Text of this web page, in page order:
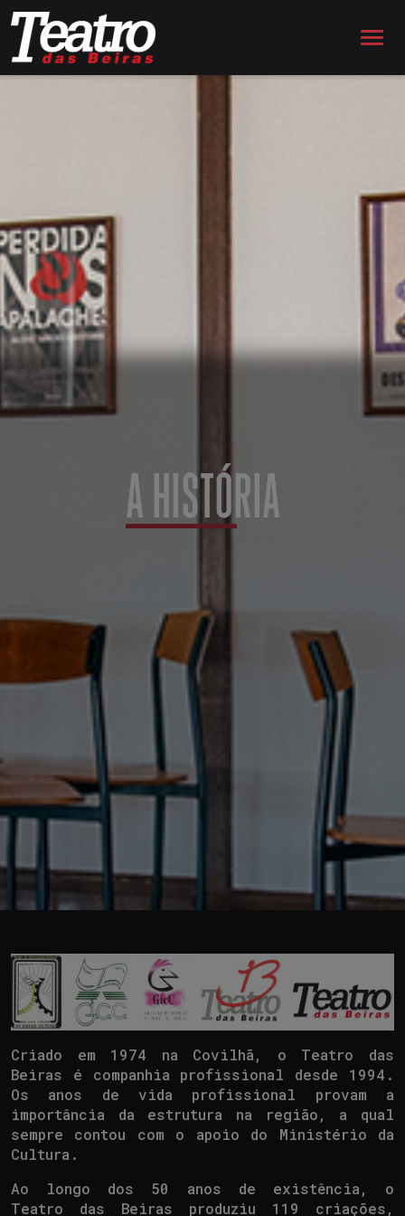
A HISTÓRIA
Criado em 1974 na Covilhã, o Teatro das
Beiras é companhia profissional desde 1994.
Os anos de vida profissional provam a
importância da estrutura na região, a qual
sempre contou com o apoio do Ministério da
Cultura.
Ao longo dos 50 anos de existência, o
Teatro das Beiras produziu 119 criações,